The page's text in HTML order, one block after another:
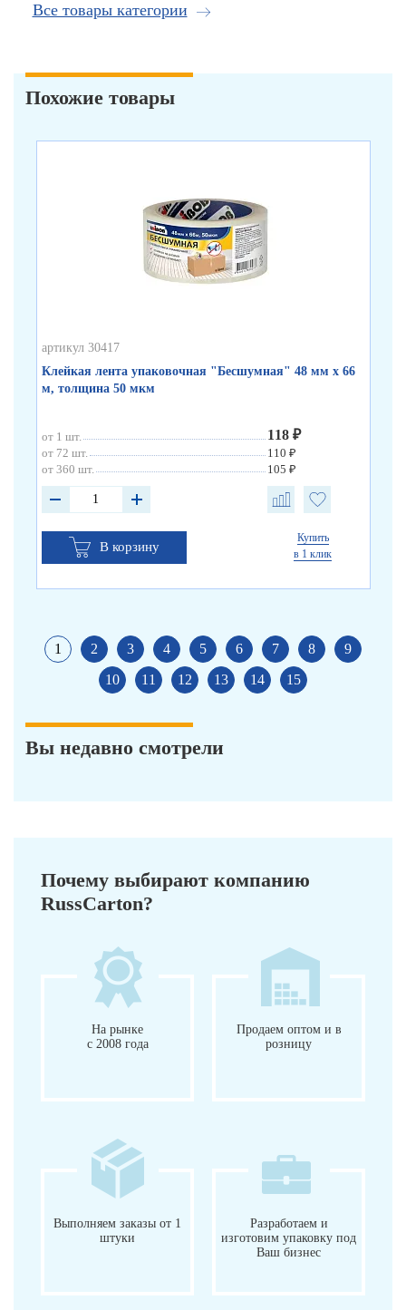
Все товары категории
Похожие товары
артикул 30417
Клейкая лента упаковочная "Бесшумная" 48 мм х 66
м, толщина 50 мкм
от 1 шт. 118 ₽
от 72 шт.
110 ₽
от 360 шт.
105 ₽
В корзину
Купить
в 1 клик
1 2 3 4 5 6 7 8
9
10
11 12 13 14 15
Вы недавно смотрели
Почему выбирают компанию
RussCarton?
На рынке
с 2008 года
Продаем оптом и в
розницу
Выполняем заказы от 1
штуки
Разработаем и
изготовим упаковку под
Ваш бизнес